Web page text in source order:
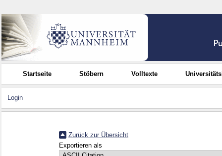
Startseite Stöbern Volltexte
Login
Zurück zur Übersicht
Exportieren als